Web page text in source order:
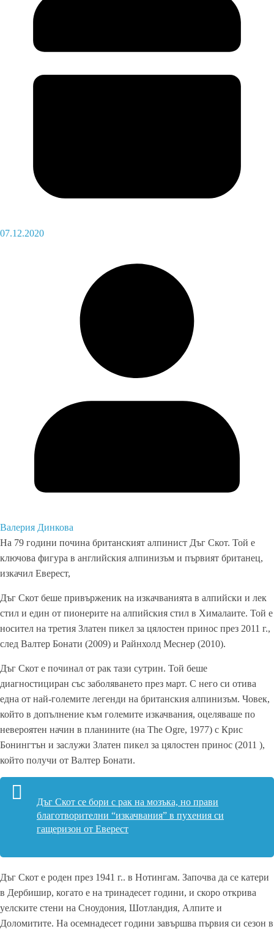
07.12.2020
Валерия Динкова
На 79 години почина британският алпинист Дъг Скот. Той е
ключова фигура в английския алпинизъм и първият британец,
изкачил Еверест,
Дъг Скот беше привърженик на изкачванията в алпийски и лек
стил и един от пионерите на алпийския стил в Хималаите. Той е
носител на третия Златен пикел за цялостен принос през 2011 г.,
след Валтер Бонати (2009) и Райнхолд Меснер (2010).
Дъг Скот е починал от рак тази сутрин. Той беше
диагностициран със заболяването през март. С него си отива
една от най-големите легенди на британския алпинизъм. Човек,
който в допълнение към големите изкачвания, оцеляваше по
невероятен начин в планините (на The Ogre, 1977) с Крис
Бонингтън и заслужи Златен пикел за цялостен принос (2011 ),
който получи от Валтер Бонати.
Дъг Скот се бори с рак на мозъка, но прави
благотворителни “изкачвания” в пухения си
гащеризон от Еверест
Дъг Скот е роден през 1941 г.. в Нотингам. Започва да се катери
в Дербишир, когато е на тринадесет години, и скоро открива
уелските стени на Сноудония, Шотландия, Алпите и
Доломитите. На осемнадесет години завършва първия си сезон в